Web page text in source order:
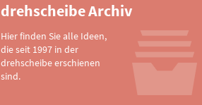
drehscheibe Archiv
Hier finden Sie alle Ideen,
die seit 1997 in der
drehscheibe erschienen
sind.